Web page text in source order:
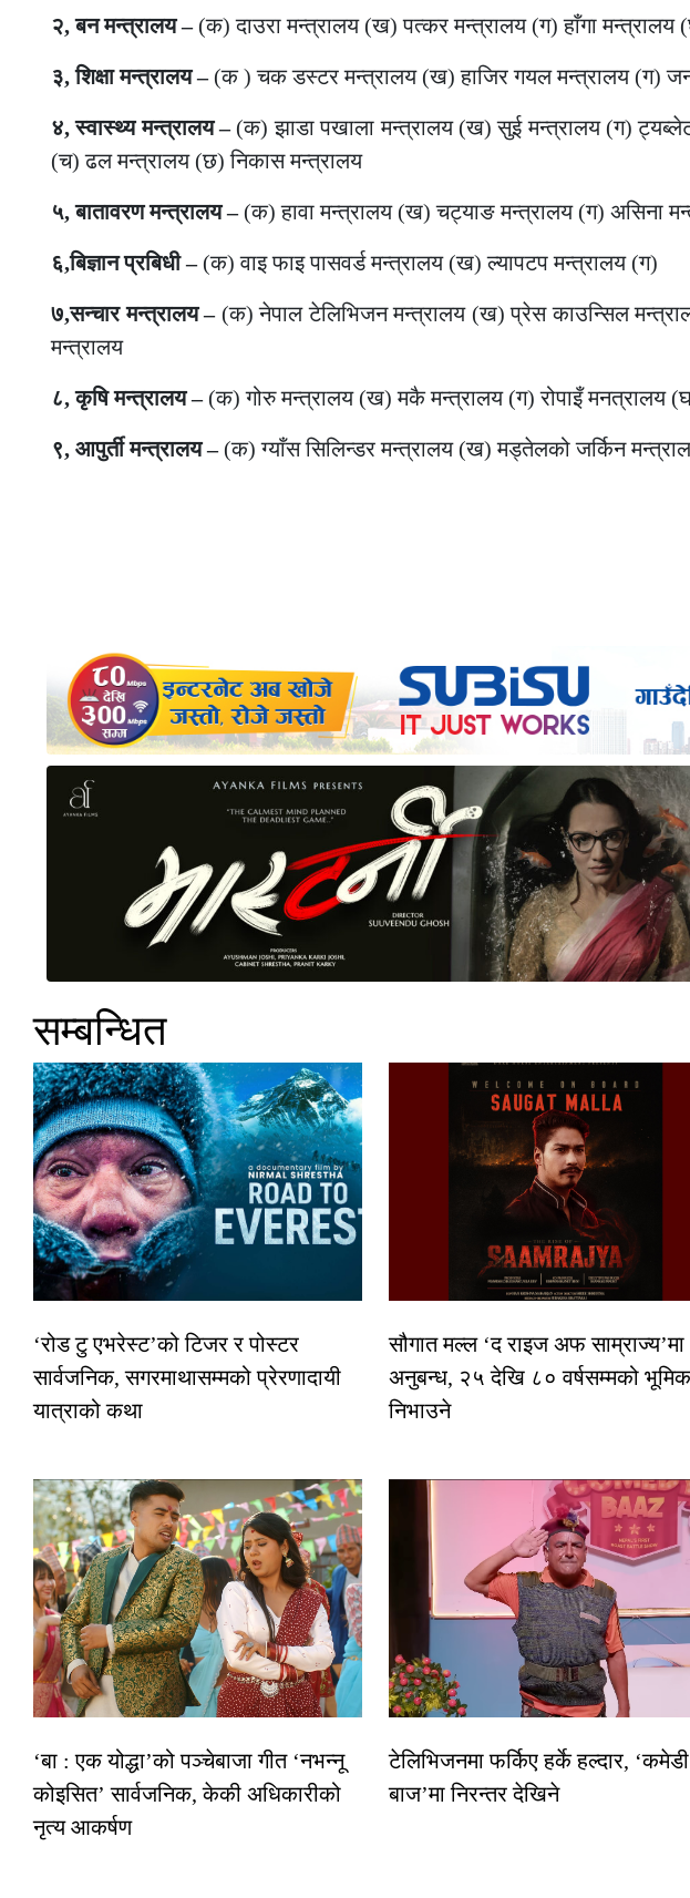
२, बन मन्त्रालय –(क) दाउरा मन्त्रालय (ख) पत्कर मन्त्रालय (ग) हाँगा मन्त्रालय
३, शिक्षा मन्त्रालय –(क ) चक डस्टर मन्त्रालय (ख) हाजिर गयल मन्त्रालय (ग) जनक
४, स्वास्थ्य मन्त्रालय –(क) झाडा पखाला मन्त्रालय (ख) सुई मन्त्रालय (ग)
(च) ढल मन्त्रालय (छ) निकास मन्त्रालय
५, बातावरण मन्त्रालय –(क) हावा मन्त्रालय (ख) चट्याङ मन्त्रालय (ग) असिना
६,बिज्ञान प्रबिधी – (क) वाइ फाइ पासवर्ड मन्त्रालय (ख) ल्यापटप मन्त्रालय (ग)
७,सन्चार मन्त्रालय –(क) नेपाल टेलिभिजन मन्त्रालय (ख) प्रेस काउन्सिल
मन्त्रालय
८, कृषि मन्त्रालय –(क) गोरु मन्त्रालय (ख) मकै मन्त्रालय (ग) रोपाइँ मनत्रालय
९, आपुर्ती मन्त्रालय –(क) ग्याँस सिलिन्डर मन्त्रालय (ख) मड्तेलको जर्किन
सम्बन्धित
‘रोड टु एभरेस्ट’को टिजर र पोस्टर
सार्वजनिक, सगरमाथासम्मको प्रेरणादायी
यात्राको कथा
सौगात मल्ल ‘द राइज अफ साम्राज्य’मा
अनुबन्ध, २५ देखि ८० वर्षसम्मको
निभाउने
‘बा : एक योद्धा’को पञ्चेबाजा गीत ‘नभन्नू
कोइसित’ सार्वजनिक, केकी अधिकारीको
नृत्य आकर्षण
टेलिभिजनमा फर्किए हर्के हल्दार, ‘कमेडी
बाज’मा निरन्तर देखिने